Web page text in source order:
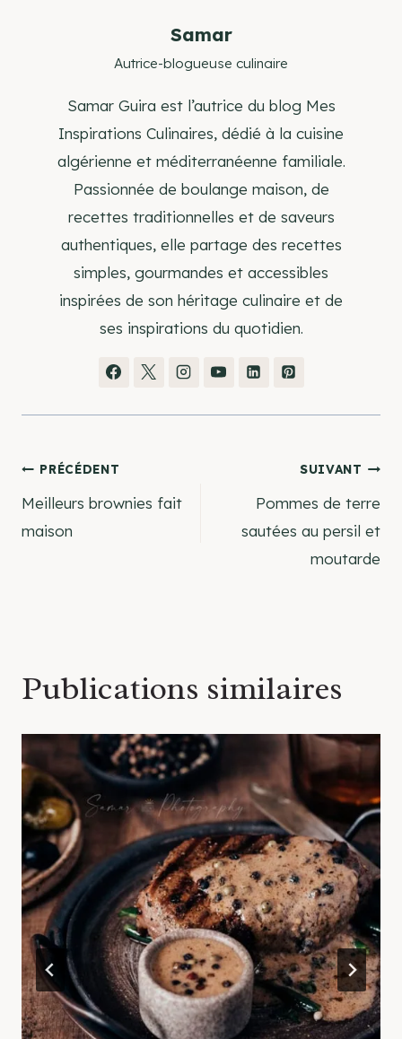
Samar
Autrice-blogueuse culinaire
Samar Guira est l’autrice du blog Mes
Inspirations Culinaires, dédié à la cuisine
algérienne et méditerranéenne familiale.
Passionnée de boulange maison, de
recettes traditionnelles et de saveurs
authentiques, elle partage des recettes
simples, gourmandes et accessibles
inspirées de son héritage culinaire et de
ses inspirations du quotidien.
Navigation
de
PRÉCÉDENT
Meilleurs brownies fait
maison
SUIVANT
Pommes de terre
sautées au persil et
moutarde
Publications similaires